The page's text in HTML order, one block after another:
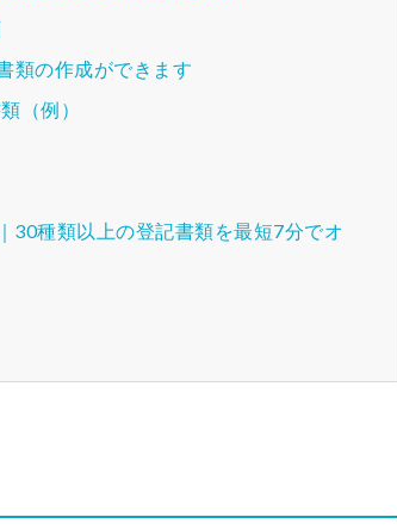
類の作成ができます
（例）
30種類以上の登記書類を最短7分でオ